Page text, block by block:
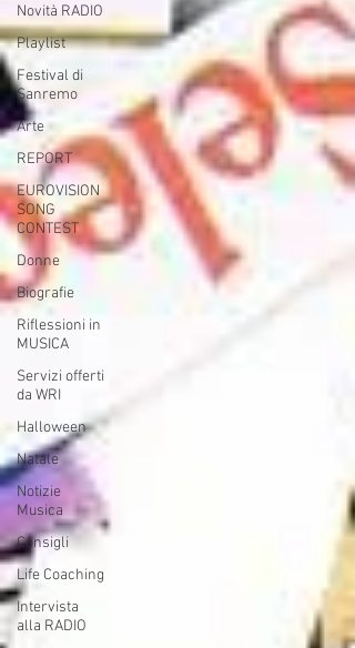
Novità RADIO
Playlist
Festival di
Sanremo
Arte
REPORT
EUROVISION
SONG
CONTEST
Donne
Biografie
Riflessioni in
MUSICA
Servizi offerti
da WRI
Halloween
Natale
Notizie
Musica
Consigli
Life Coaching
Intervista
alla RADIO